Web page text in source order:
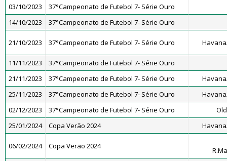
03/10/2023
37°Campeonato de Futebol 7- Série Ouro
14/10/2023
37°Campeonato de Futebol 7- Série Ouro
21/10/2023 37°Campeonato de Futebol 7- Série Ouro
11/11/2023
37°Campeonato de Futebol 7- Série Ouro
21/11/2023
37°Campeonato de Futebol 7- Série Ouro
25/11/2023
37°Campeonato de Futebol 7- Série Ouro
02/12/2023
37°Campeonato de Futebol 7- Série Ouro
25/01/2024
Copa Verão 2024
06/02/2024 Copa Verão 2024